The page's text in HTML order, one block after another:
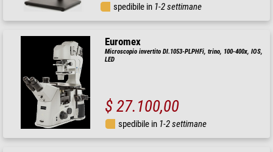
spedibile in 1-2 settimane
Euromex
Microscopio invertito DI.1053-PLPHFi, trino, 100-400x, IOS,
LED
$ 27.100,00
spedibile in 1-2 settimane